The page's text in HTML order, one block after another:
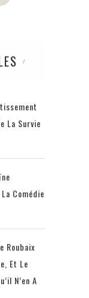
La Survie
Comédie
Roubaix
Et Le
N’en A